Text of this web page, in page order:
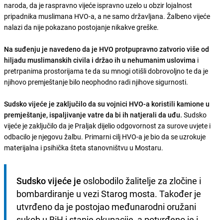
naroda, da je raspravno vijeće ispravno uzelo u obzir lojalnost
pripadnika muslimana HVO-a, a ne samo državljana. Žalbeno vijeće
nalazi da nije pokazano postojanje nikakve greške.
Na suđenju je navedeno da je HVO protpupravno zatvorio više od
hiljadu muslimanskih civila i držao ih u nehumanim uslovima i
pretrpanima prostorijama te da su mnogi otišli dobrovoljno te da je
njihovo premještanje bilo neophodno radi njihove sigurnosti.
Sudsko vijeće je zaključilo da su vojnici HVO-a koristili kamione u
premještanje, ispaljivanje vatre da bi ih natjerali da uđu. Sudsko
vijeće je zaključilo da je Praljak dijelio odgovornost za surove uvjete i
odbacilo je njegovu žalbu. Primarni cilj HVO-a je bio da se uzrokuje
materijalna i psihička šteta stanovništvu u Mostaru.
Sudsko vijeće je oslobodilo žalitelje za zločine i
bombardiranje u vezi Starog mosta. Također je
utvrđeno da je postojao međunarodni oružani